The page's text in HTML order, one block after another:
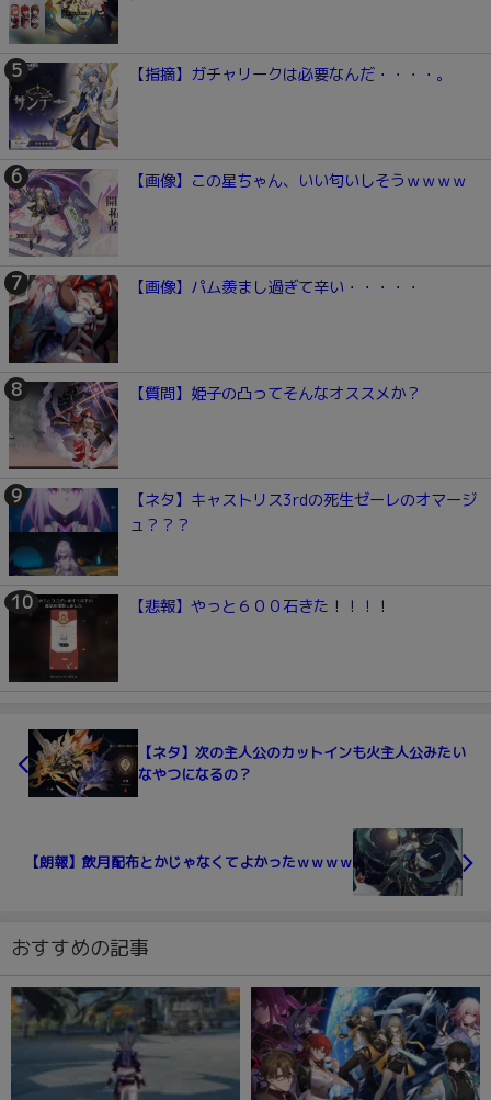
【指摘】ガチャリークは必要なんだ・・・・。
【画像】この星ちゃん、いい匂いしそうｗｗｗｗ
【画像】パム羨まし過ぎて辛い・・・・・
【質問】姫子の凸ってそんなオススメか？
【ネタ】キャストリス3rdの死生ゼーレのオマージ
ュ？？？
【悲報】やっと６００石きた！！！！
【ネタ】次の主人公のカットインも火主人公みたい
なやつになるの？
【朗報】飲月配布とかじゃなくてよかったｗｗｗｗ
おすすめの記事